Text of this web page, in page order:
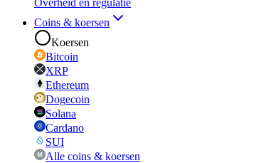
Overheid en regulatie
Coins & koersen
Koersen
Bitcoin
XRP
Ethereum
Dogecoin
Solana
Cardano
SUI
Alle coins & koersen